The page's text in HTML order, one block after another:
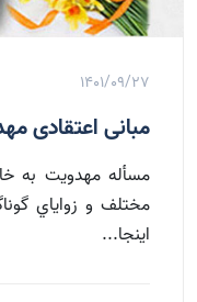
1401/09/27
مبانی اعتقادی
مسأله مهدويت به
مختلف و زواياي
اينجا...